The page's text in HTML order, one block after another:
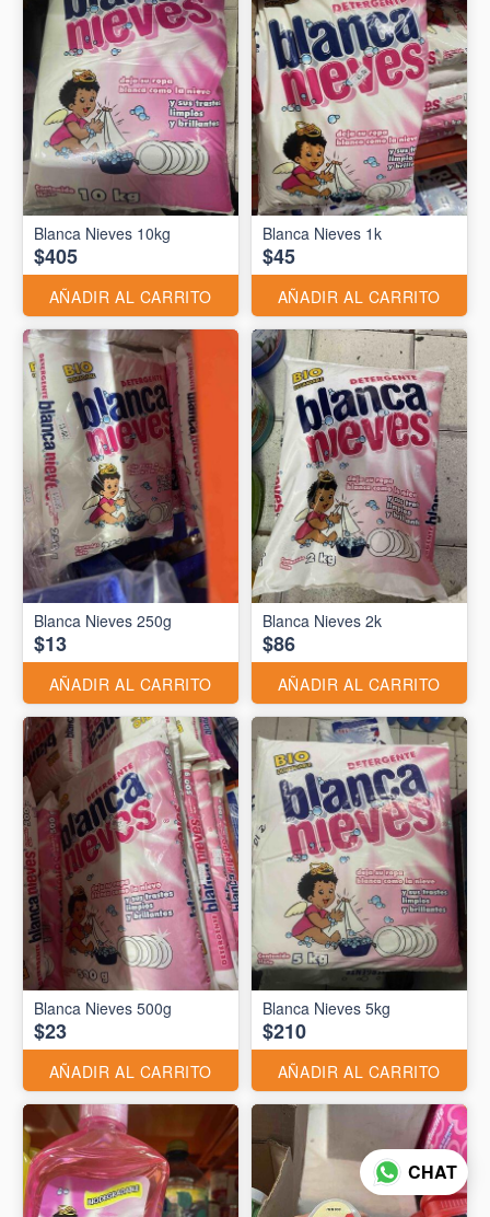
Blanca Nieves 10kg
$405
AÑADIR AL CARRITO
Blanca Nieves 1k
$45
AÑADIR AL CARRITO
Blanca Nieves 250g
$13
AÑADIR AL CARRITO
Blanca Nieves 2k
$86
AÑADIR AL CARRITO
Blanca Nieves 500g
$23
AÑADIR AL CARRITO
Blanca Nieves 5kg
$210
AÑADIR AL CARRITO
CHAT